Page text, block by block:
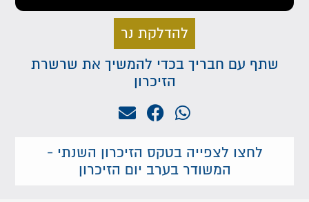
להדלקת נר
שתף עם חבריך בכדי להמשיך את שרשרת
הזיכרון
לחצו לצפייה בטקס הזיכרון השנתי -
המשודר בערב יום הזיכרון